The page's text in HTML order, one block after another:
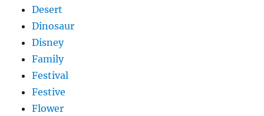
Desert
Dinosaur
Disney
Family
Festival
Festive
Flower